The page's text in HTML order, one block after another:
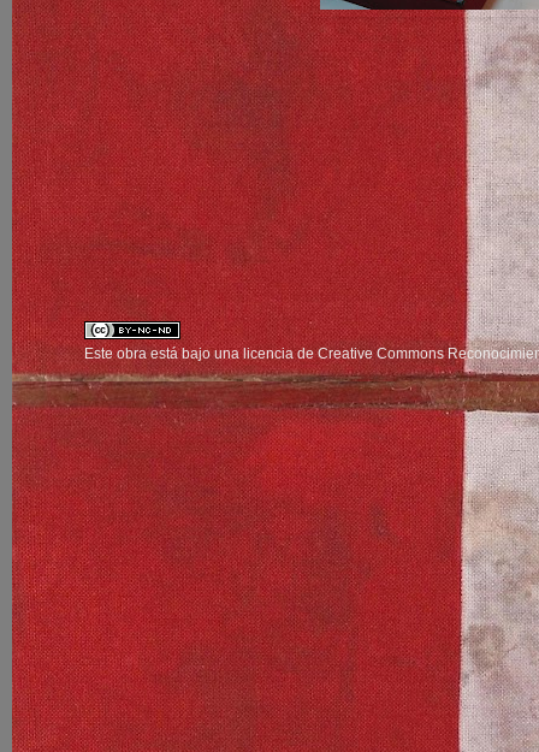
Este obra está bajo una licencia de Creative Commons